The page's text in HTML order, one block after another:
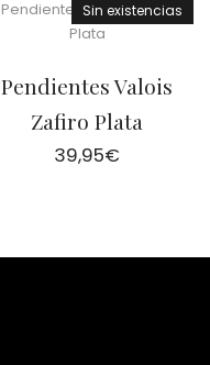
Sin existencias
Pendientes Valois
Zafiro Plata
39,95€